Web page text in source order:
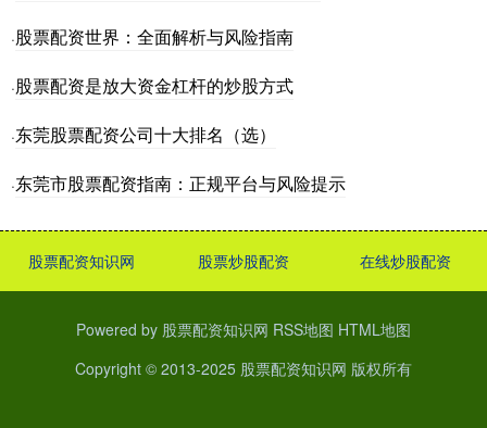
·股票配资世界：全面解析与风险指南
·股票配资是放大资金杠杆的炒股方式
·东莞股票配资公司十大排名（选）
·东莞市股票配资指南：正规平台与风险提示
股票配资知识网 股票炒股配资 在线炒股配资
Powered by 股票配资知识网 RSS地图 HTML地图
Copyright © 2013-2025 股票配资知识网 版权所有